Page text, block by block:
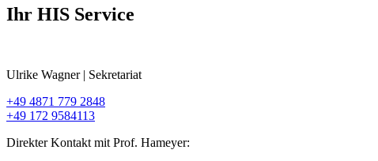
Ihr HIS Service
Ulrike Wagner | Sekretariat
+49 4871 779 2848
+49 172 9584113
Direkter Kontakt mit Prof. Hameyer: